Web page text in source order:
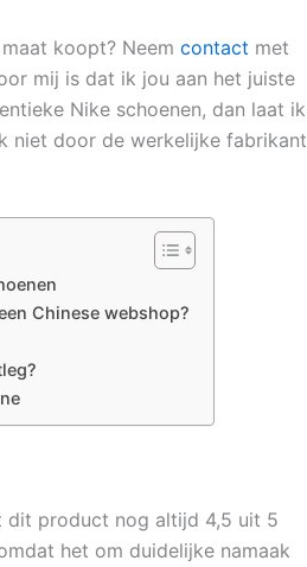
koopt? Neem contact met
mij is dat ik jou aan het juiste
Nike schoenen, dan laat ik
niet door de werkelijke fabrikant
Chinese webshop?
dit product nog altijd 4,5 uit 5
het om duidelijke namaak